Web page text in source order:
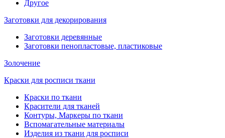
Другое
Заготовки для декорирования
Заготовки деревянные
Заготовки пенопластовые, пластиковые
Золочение
Краски для росписи ткани
Краски по ткани
Красители для тканей
Контуры, Маркеры по ткани
Вспомагательные материалы
Изделия из ткани для росписи